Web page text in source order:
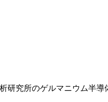
究所のゲルマニウム半導